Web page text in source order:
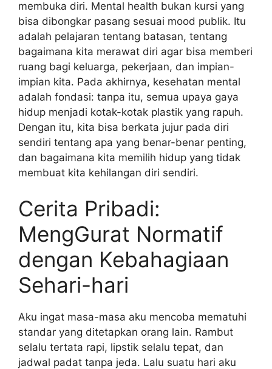
membuka diri. Mental health bukan kursi yang
bisa dibongkar pasang sesuai mood publik. Itu
adalah pelajaran tentang batasan, tentang
bagaimana kita merawat diri agar bisa memberi
ruang bagi keluarga, pekerjaan, dan impian-
impian kita. Pada akhirnya, kesehatan mental
adalah fondasi: tanpa itu, semua upaya gaya
hidup menjadi kotak-kotak plastik yang rapuh.
Dengan itu, kita bisa berkata jujur pada diri
sendiri tentang apa yang benar-benar penting,
dan bagaimana kita memilih hidup yang tidak
membuat kita kehilangan diri sendiri.
Cerita Pribadi:
MengGurat Normatif
dengan Kebahagiaan
Sehari-hari
Aku ingat masa-masa aku mencoba mematuhi
standar yang ditetapkan orang lain. Rambut
selalu tertata rapi, lipstik selalu tepat, dan
jadwal padat tanpa jeda. Lalu suatu hari aku